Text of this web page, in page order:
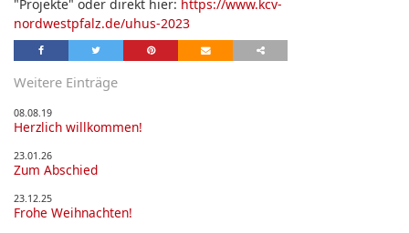
"Projekte" oder direkt hier: https://www.kcv-
nordwestpfalz.de/uhus-2023
Weitere Einträge
08.08.19
Herzlich willkommen!
23.01.26
Zum Abschied
23.12.25
Frohe Weihnachten!